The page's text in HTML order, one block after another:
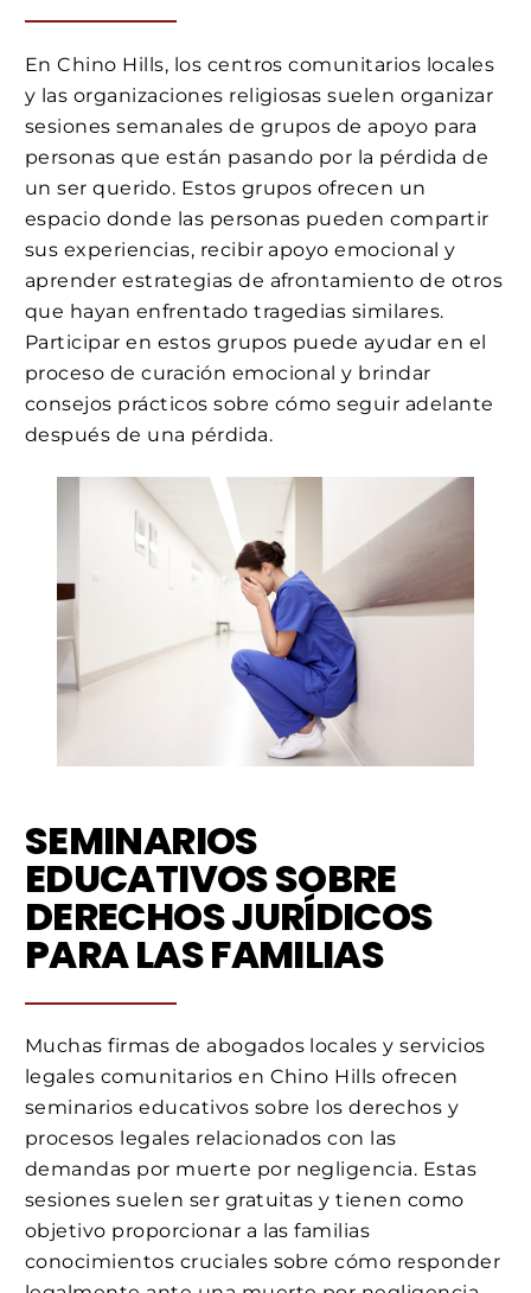
En Chino Hills, los centros comunitarios locales
y las organizaciones religiosas suelen organizar
sesiones semanales de grupos de apoyo para
personas que están pasando por la pérdida de
un ser querido. Estos grupos ofrecen un
espacio donde las personas pueden compartir
sus experiencias, recibir apoyo emocional y
aprender estrategias de afrontamiento de otros
que hayan enfrentado tragedias similares.
Participar en estos grupos puede ayudar en el
proceso de curación emocional y brindar
consejos prácticos sobre cómo seguir adelante
después de una pérdida.
SEMINARIOS
EDUCATIVOS SOBRE
DERECHOS JURÍDICOS
PARA LAS FAMILIAS
Muchas firmas de abogados locales y servicios
legales comunitarios en Chino Hills ofrecen
seminarios educativos sobre los derechos y
procesos legales relacionados con las
demandas por muerte por negligencia. Estas
sesiones suelen ser gratuitas y tienen como
objetivo proporcionar a las familias
conocimientos cruciales sobre cómo responder